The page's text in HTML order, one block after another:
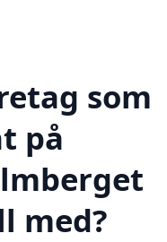
som
på
med?